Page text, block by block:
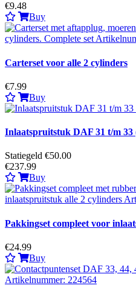
€9.48
Buy
Carterset voor alle 2 cylinders
€7.99
Buy
Inlaatspruitstuk DAF 31 t/m 33
Statiegeld €50.00
€237.99
Buy
Pakkingset compleet voor
€24.99
Buy